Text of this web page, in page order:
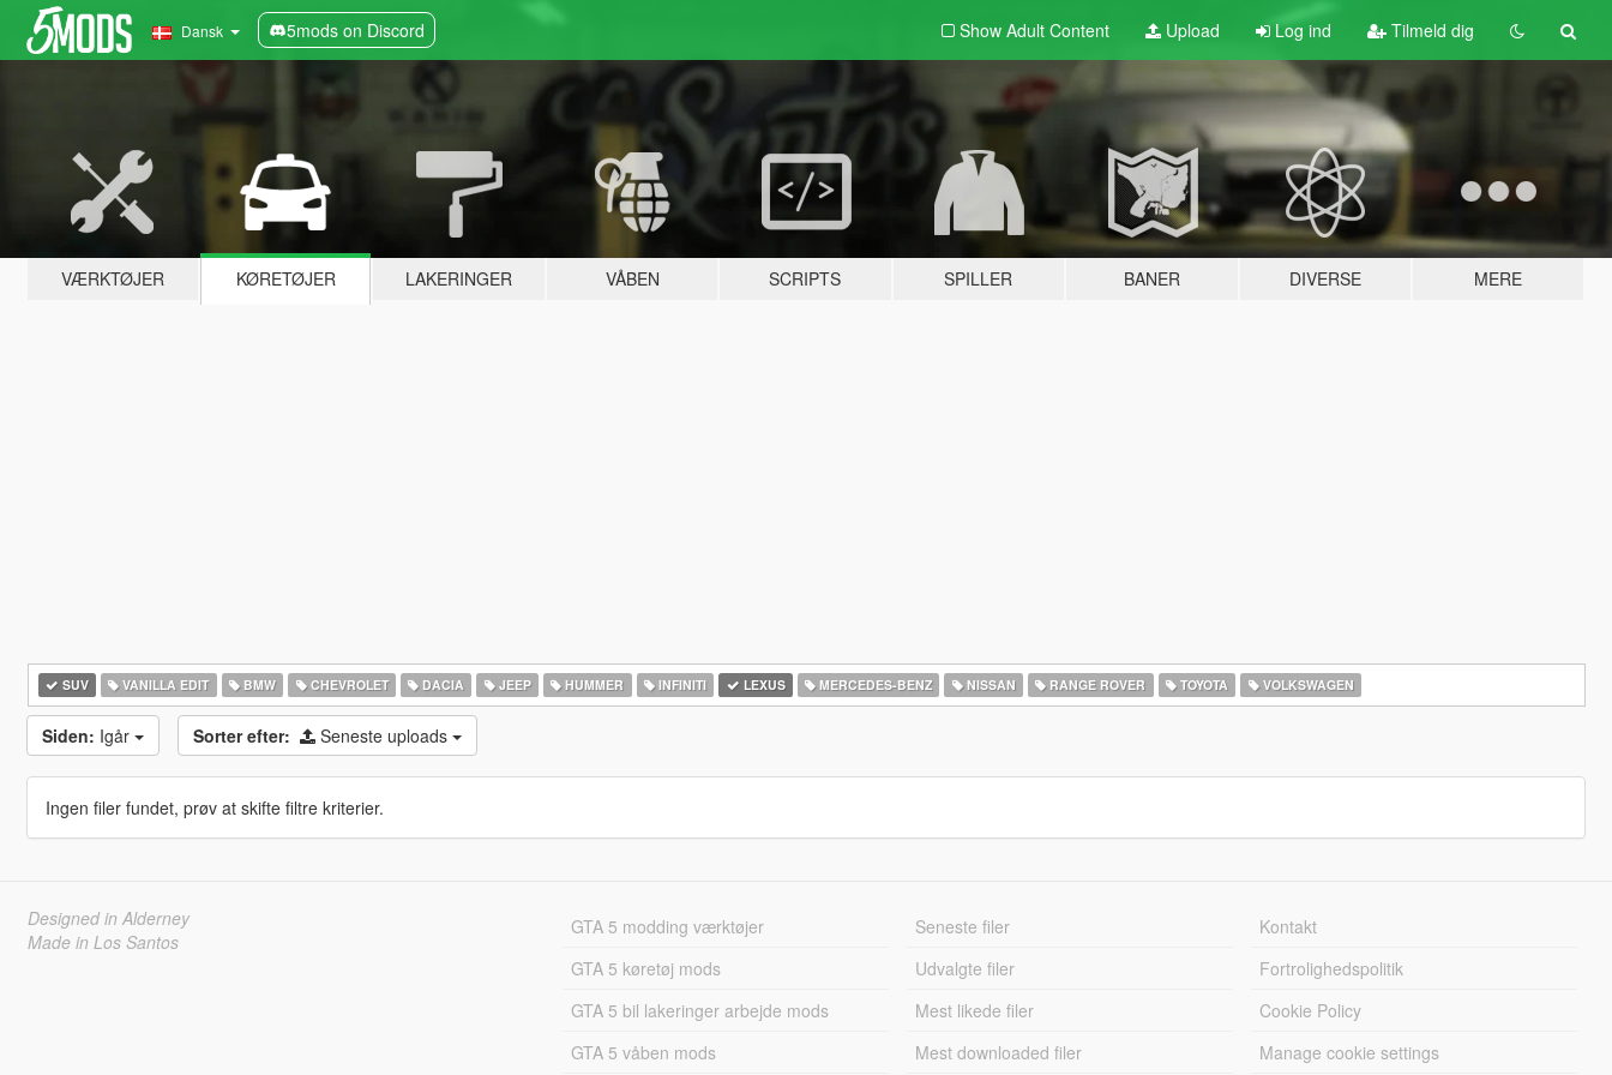
Dansk 5mods on Discord Show Adult Content Upload Log ind Tilmeld dig
VÆRKTØJER KØRETØJER LAKERINGER VÅBEN SCRIPTS SPILLER BANER DIVERSE MERE
SUV VANILLA EDIT BMW CHEVROLET DACIA JEEP HUMMER INFINITI LEXUS MERCEDES-BENZ NISSAN RANGE ROVER TOYOTA VOLKSWAGEN
Siden: Igår Sorter efter: Seneste uploads
Ingen filer fundet, prøv at skifte filtre kriterier.
Designed in Alderney
Made in Los Santos
GTA 5 modding værktøjer
GTA 5 køretøj mods
GTA 5 bil lakeringer arbejde mods
GTA 5 våben mods
Seneste filer
Udvalgte filer
Mest likede filer
Mest downloaded filer
Kontakt
Fortrolighedspolitik
Cookie Policy
Manage cookie settings